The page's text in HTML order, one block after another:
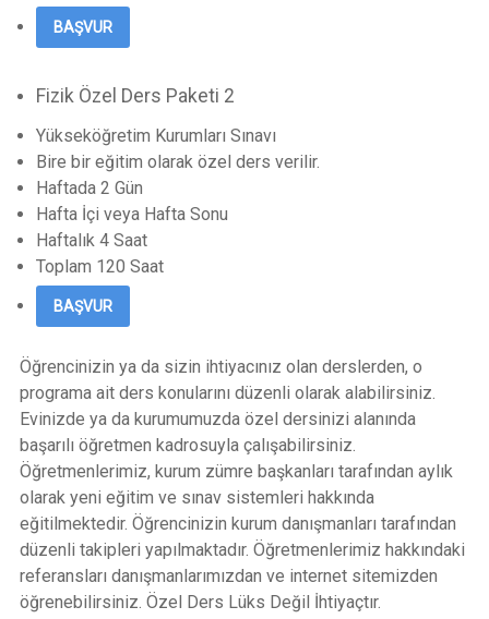
BAŞVUR
Fizik Özel Ders Paketi 2
Yükseköğretim Kurumları Sınavı
Bire bir eğitim olarak özel ders verilir.
Haftada 2 Gün
Hafta İçi veya Hafta Sonu
Haftalık 4 Saat
Toplam 120 Saat
BAŞVUR
Öğrencinizin ya da sizin ihtiyacınız olan derslerden, o
programa ait ders konularını düzenli olarak alabilirsiniz.
Evinizde ya da kurumumuzda özel dersinizi alanında
başarılı öğretmen kadrosuyla çalışabilirsiniz.
Öğretmenlerimiz, kurum zümre başkanları tarafından aylık
olarak yeni eğitim ve sınav sistemleri hakkında
eğitilmektedir. Öğrencinizin kurum danışmanları tarafından
düzenli takipleri yapılmaktadır. Öğretmenlerimiz hakkındaki
referansları danışmanlarımızdan ve internet sitemizden
öğrenebilirsiniz. Özel Ders Lüks Değil İhtiyaçtır.